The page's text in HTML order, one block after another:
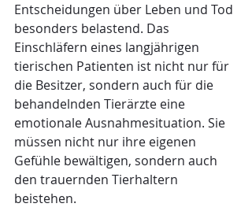
Entscheidungen über Leben und Tod
besonders belastend. Das
Einschläfern eines langjährigen
tierischen Patienten ist nicht nur für
die Besitzer, sondern auch für die
behandelnden Tierärzte eine
emotionale Ausnahmesituation. Sie
müssen nicht nur ihre eigenen
Gefühle bewältigen, sondern auch
den trauernden Tierhaltern
beistehen.